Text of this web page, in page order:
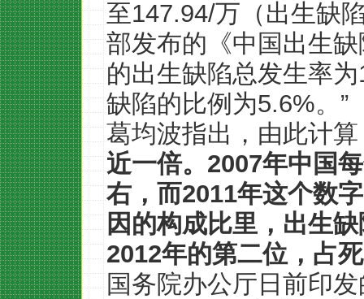
至147.94/万（出生缺
部发布的《中国出生
的出生缺陷总发生率
缺陷的比例为5.6%。”
葛均波指出，由此计算
近一倍。2007年中国
右，而2011年这个数
因的构成比里，出生
2012年的第二位，占
国务院办公厅日前印